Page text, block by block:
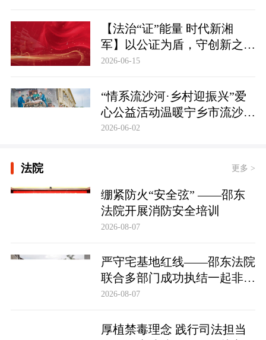
【法治“证”能量 时代新湘
军】以公证为盾，守创新之魂
湖南青年公证人为知识产权保
2026-06-15
“情系流沙河·乡村迎振兴”爱
心公益活动温暖宁乡市流沙河
镇
2026-06-02
法院 更多 >
绷紧防火“安全弦” ——邵东
法院开展消防安全培训
2026-08-07
严守宅基地红线——邵东法院
联合多部门成功执结一起非法
占用宅基地行政处罚案
2026-08-07
厚植禁毒理念 践行司法担当